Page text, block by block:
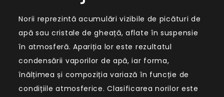
Norii reprezintă acumulări vizibile de picături de
apă sau cristale de gheață, aflate în suspensie
în atmosferă. Apariția lor este rezultatul
condensării vaporilor de apă, iar forma,
înălțimea și compoziția variază în funcție de
condițiile atmosferice. Clasificarea norilor este